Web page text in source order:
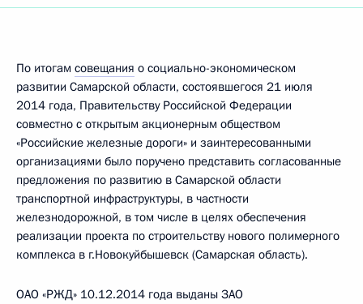
По итогам совещания о социально-экономическом
развитии Самарской области, состоявшегося 21 июля
2014 года, Правительству Российской Федерации
совместно с открытым акционерным обществом
«Российские железные дороги» и заинтересованными
организациями было поручено представить согласованные
предложения по развитию в Самарской области
транспортной инфраструктуры, в частности
железнодорожной, в том числе в целях обеспечения
реализации проекта по строительству нового полимерного
комплекса в г.Новокуйбышевск (Самарская область).
ОАО «РЖД» 10.12.2014 года выданы ЗАО